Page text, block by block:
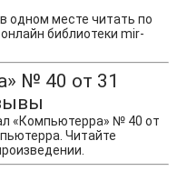
одном месте читать по
библиотеки mir-
№ 40 от 31
«Компьютерра» № 40 от
Читайте